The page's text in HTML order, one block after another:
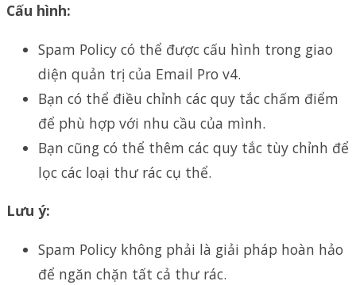
Cấu hình:
Spam Policy có thể được cấu hình trong giao
diện quản trị của Email Pro v4.
Bạn có thể điều chỉnh các quy tắc chấm điểm
để phù hợp với nhu cầu của mình.
Bạn cũng có thể thêm các quy tắc tùy chỉnh để
lọc các loại thư rác cụ thể.
Lưu ý:
Spam Policy không phải là giải pháp hoàn hảo
để ngăn chặn tất cả thư rác.